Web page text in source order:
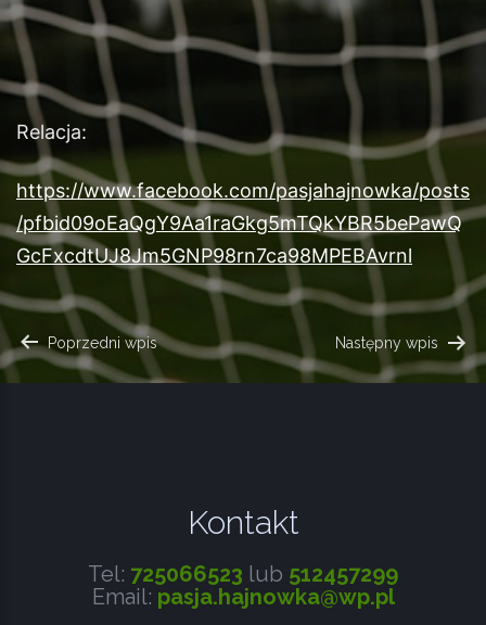
Relacja:
https://www.facebook.com/pasjahajnowka/posts
/pfbid09oEaQgY9Aa1raGkg5mTQkYBR5bePawQ
GcFxcdtUJ8Jm5GNP98rn7ca98MPEBAvrnl
NAWIGACJA
Poprzedni wpis Następny wpis
Kontakt
Tel: 725066523 lub 512457299
Email: pasja.hajnowka@wp.pl